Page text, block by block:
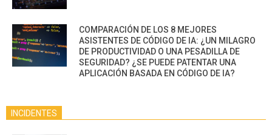
COMPARACIÓN DE LOS 8 MEJORES
ASISTENTES DE CÓDIGO DE IA: ¿UN MILAGRO
DE PRODUCTIVIDAD O UNA PESADILLA DE
SEGURIDAD? ¿SE PUEDE PATENTAR UNA
APLICACIÓN BASADA EN CÓDIGO DE IA?
INCIDENTES